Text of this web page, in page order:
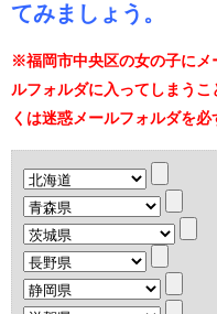
てみましょう。
※福岡市中央区の女の子にメ
ルフォルダに入ってしまう
くは迷惑メールフォルダを必